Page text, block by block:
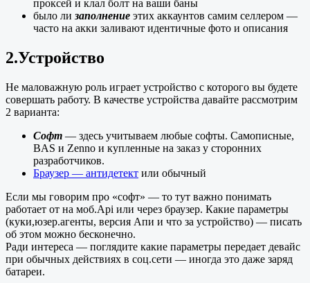
проксей и клал болт на ваши баны
было ли заполнение этих аккаунтов самим селлером —
часто на акки заливают идентичные фото и описания
2.Устройство
Не маловажную роль играет устройство с которого вы будете
совершать работу. В качестве устройства давайте рассмотрим
2 варианта:
Софт — здесь учитываем любые софты. Cамописные,
BAS и Zenno и купленные на заказ у сторонних
разработчиков.
Браузер — антидетект или обычный
Если мы говорим про «софт» — то тут важно понимать
работает от на моб.Api или через браузер. Какие параметры
(куки,юзер.агенты, версия Апи и что за устройство) — писать
об этом можно бесконечно.
Ради интереса — поглядите какие параметры передает девайс
при обычных действиях в соц.сети — иногда это даже заряд
батареи.